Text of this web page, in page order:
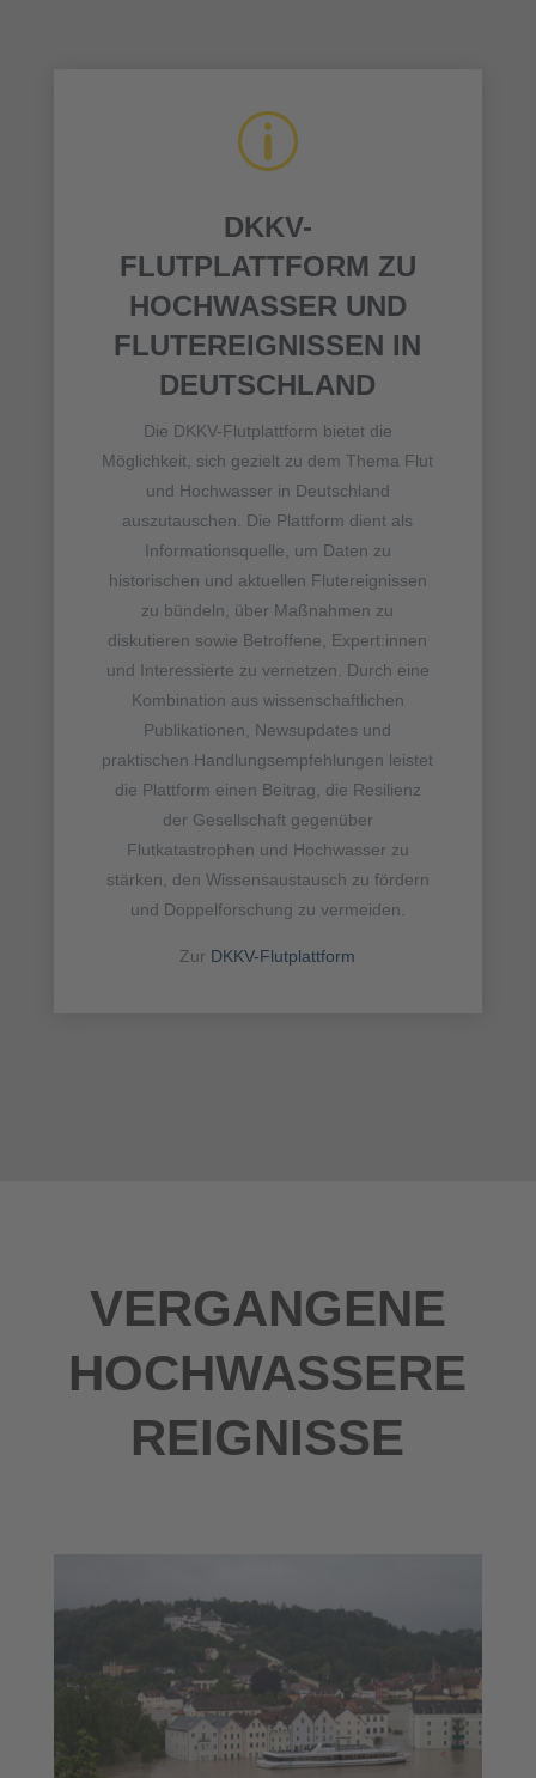
p
DKKV-
FLUTPLATTFORM ZU
HOCHWASSER UND
FLUTEREIGNISSEN IN
DEUTSCHLAND
Die DKKV-Flutplattform bietet die
Möglichkeit, sich gezielt zu dem Thema Flut
und Hochwasser in Deutschland
auszutauschen. Die Plattform dient als
Informationsquelle, um Daten zu
historischen und aktuellen Flutereignissen
zu bündeln, über Maßnahmen zu
diskutieren sowie Betroffene, Expert:innen
und Interessierte zu vernetzen. Durch eine
Kombination aus wissenschaftlichen
Publikationen, Newsupdates und
praktischen Handlungsempfehlungen leistet
die Plattform einen Beitrag, die Resilienz
der Gesellschaft gegenüber
Flutkatastrophen und Hochwasser zu
stärken, den Wissensaustausch zu fördern
und Doppelforschung zu vermeiden.
Zur DKKV-Flutplattform
VERGANGENE
HOCHWASSERE
REIGNISSE